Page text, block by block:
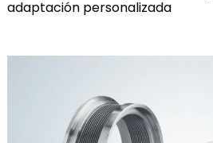
adaptación personalizada